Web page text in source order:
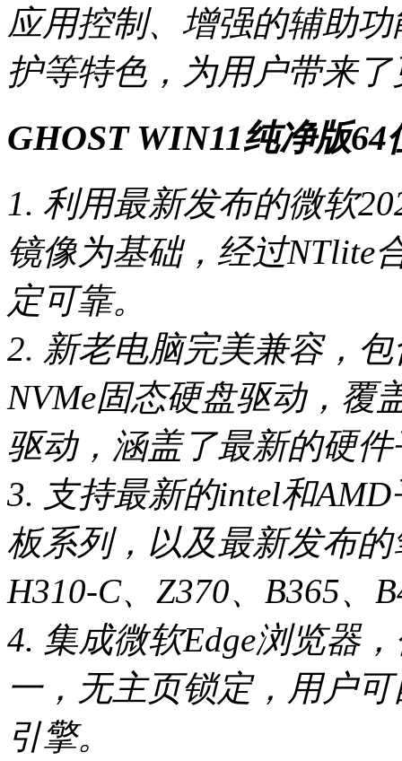
应用控制、增强的辅助
护等特色，为用户带来
GHOST WIN11纯净版
1. 利用最新发布的微软
镜像为基础，经过NTlite
定可靠。
2. 新老电脑完美兼容，
NVMe固态硬盘驱动，覆
驱动，涵盖了最新的硬件
3. 支持最新的intel和
板系列，以及最新发布
H310-C、Z370、B365、
4. 集成微软Edge浏览器
一，无主页锁定，用户
引擎。